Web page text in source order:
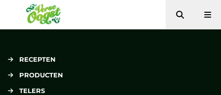
Verse Oogst
Zoeken
RECEPTEN
PRODUCTEN
TELERS